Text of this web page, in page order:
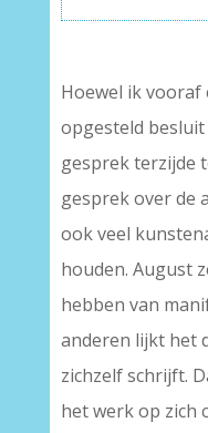
Hoewel ik vooraf
opgesteld
gesprek terzijde
gesprek over de
ook veel
houden. August
hebben van
anderen lijkt het
zichzelf schrijft.
het werk op zich